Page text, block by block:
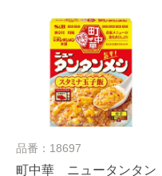
品番：18697
町中華 ニュータンタン